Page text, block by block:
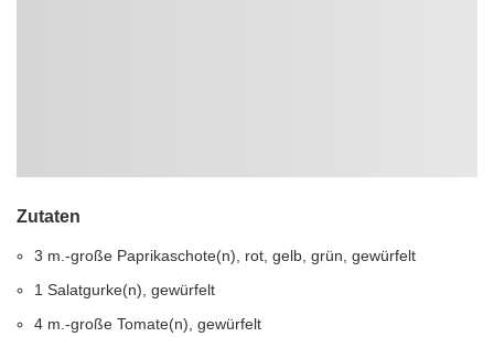
Zutaten
3 m.-große Paprikaschote(n), rot, gelb, grün, gewürfelt
1 Salatgurke(n), gewürfelt
4 m.-große Tomate(n), gewürfelt